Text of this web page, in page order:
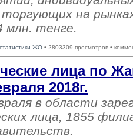
торгующих на
млн. тенге.
ЖО • 2803309 просмотров •
лица по
2018г.
в области
лица, 1855